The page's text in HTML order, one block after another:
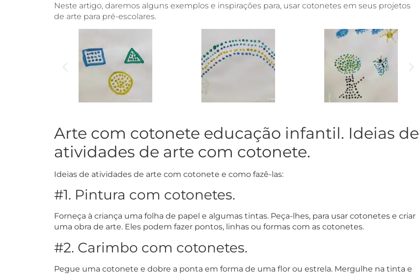
Neste artigo, daremos alguns exemplos e inspirações para, usar cotonetes em seus projetos
de arte para pré-escolares.
Arte com cotonete educação infantil. Ideias de
atividades de arte com cotonete.
Ideias de atividades de arte com cotonete e como fazê-las:
#1. Pintura com cotonetes.
Forneça à criança uma folha de papel e algumas tintas. Peça-lhes, para usar cotonetes e criar
uma obra de arte. Eles podem fazer pontos, linhas ou formas com as cotonetes.
#2. Carimbo com cotonetes.
Pegue uma cotonete e dobre a ponta em forma de uma flor ou estrela. Mergulhe na tinta e